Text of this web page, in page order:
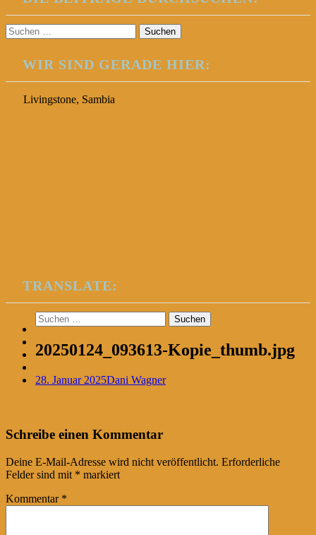
Suchen
nach:
WIR SIND GERADE HIER:
Livingstone, Sambia
TRANSLATE:
Suchen
nach:
20250124_093613-Kopie_thumb.jpg
28. Januar 2025Dani Wagner
Post
navigation
←
Schreibe einen Kommentar
Deine E-Mail-Adresse wird nicht veröffentlicht. Erforderliche
Felder sind mit * markiert
Kommentar *